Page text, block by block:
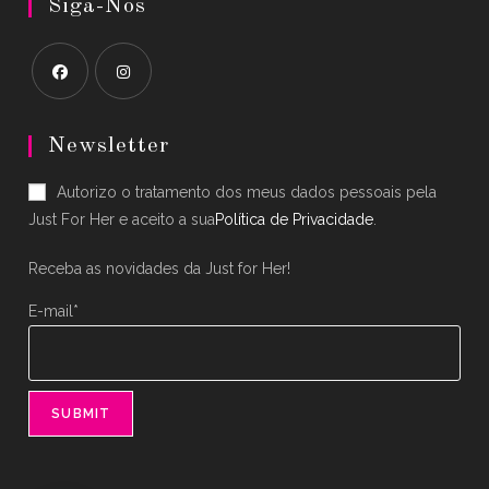
Siga-Nos
in
new
tab
in
new
tab
Newsletter
Autorizo o tratamento dos meus dados pessoais pela
Just For Her e aceito a suaPolítica de Privacidade.
Receba as novidades da Just for Her!
E-mail*